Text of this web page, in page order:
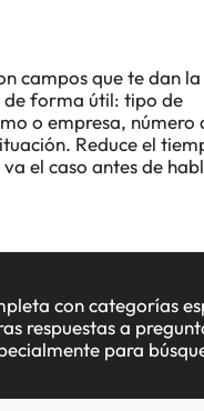
campos que te dan la
de forma útil: tipo de
o empresa, número
Reduce el
el caso antes de
con categorías
respuestas a
para